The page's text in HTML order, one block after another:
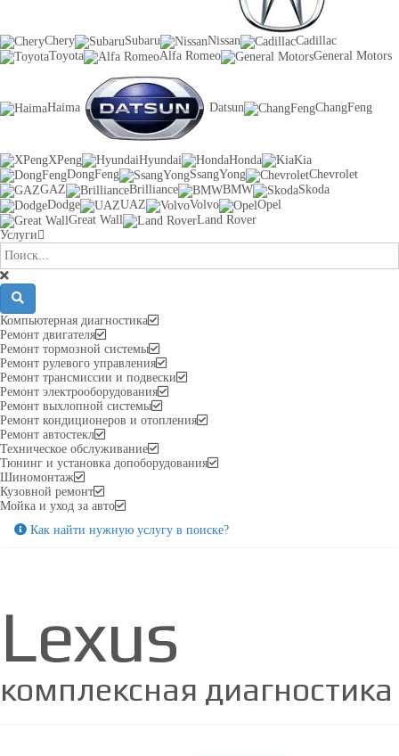
Chery Subaru Nissan
Cadillac
Toyota
Alfa Romeo General Motors
Haima Datsun ChangFeng
XPeng Hyundai Honda
Kia
DongFeng
SsangYong
Chevrolet
GAZ
Brilliance BMW
Skoda
Dodge
UAZ Volvo
Opel
Great Wall
Land Rover
Услуги
Компьютерная диагностика
Ремонт двигателя
Ремонт тормозной системы
Ремонт рулевого управления
Ремонт трансмиссии и подвески
Ремонт электрооборудования
Ремонт выхлопной системы
Ремонт кондиционеров и отопления
Ремонт автостекл
Техническое обслуживание
Тюнинг и установка допоборудования
Шиномонтаж
Кузовной ремонт
Мойка и уход за авто
Как найти нужную услугу в поиске?
Lexus
комплексная диагностика